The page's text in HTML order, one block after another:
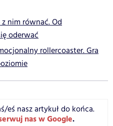
nim równać. Od
oderwać
rollercoaster. Gra
eś nasz artykuł do końca.
nas w Google.